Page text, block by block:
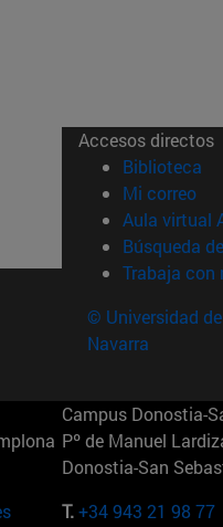
Accesos directos
Biblioteca
Mi correo
Aula virtual
Búsqueda
Trabaja con
© Universidad de
Navarra
Campus Donostia-
Pº de Manuel
Donostia-San
T.+34 943 21 98 77